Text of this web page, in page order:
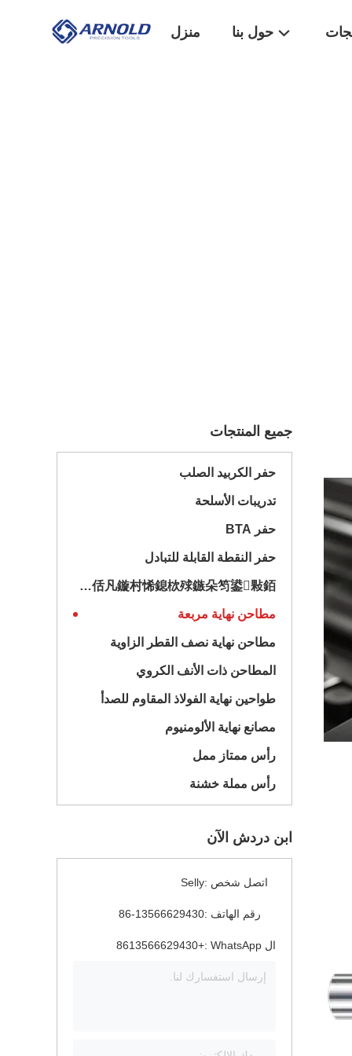
منزل حول بنا
جميع المنتجات
حفر الكربيد الصلب
تدريبات الأسلحة
حفر BTA
حفر النقطة القابلة للتبادل
鎮ㄨ鎵剧殑璧勬簮宸茶鍒犻櫎銆佸凡鏇村悕鎴栨殏鏃朵笉鍙敤銆
مطاحن نهاية مربعة
مطاحن نهاية نصف القطر الزاوية
المطاحن ذات الأنف الكروي
طواحين نهاية الفولاذ المقاوم للصدأ
مصانع نهاية الألومنيوم
رأس ممتاز ممل
رأس مملة خشنة
ابن دردش الآن
اتصل شخص :Selly
رقم الهاتف :86-13566629430
ال WhatsApp : +8613566629430